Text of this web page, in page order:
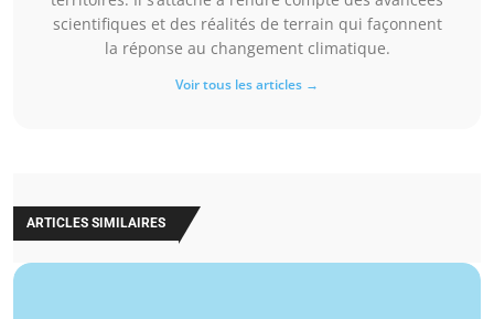
scientifiques et des réalités de terrain qui façonnent
la réponse au changement climatique.
Voir tous les articles →
ARTICLES SIMILAIRES